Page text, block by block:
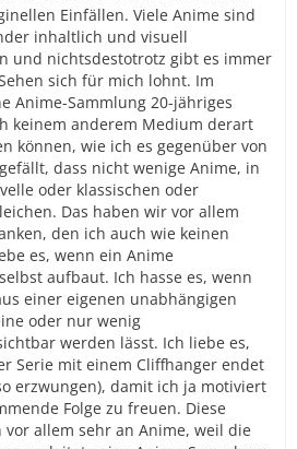
Einfällen. Viele Anime sind
inhaltlich und visuell
und nichtsdestotrotz gibt es immer
sich für mich lohnt. Im
Anime-Sammlung 20-jähriges
keinem anderem Medium derart
können, wie ich es gegenüber von
dass nicht wenige Anime, in
oder klassischen oder
Das haben wir vor allem
den ich auch wie keinen
es, wenn ein Anime
aufbaut. Ich hasse es, wenn
einer eigenen unabhängigen
oder nur wenig
werden lässt. Ich liebe es,
Serie mit einem Cliffhanger endet
erzwungen), damit ich ja motiviert
Folge zu freuen. Diese
vor allem sehr an Anime, weil die